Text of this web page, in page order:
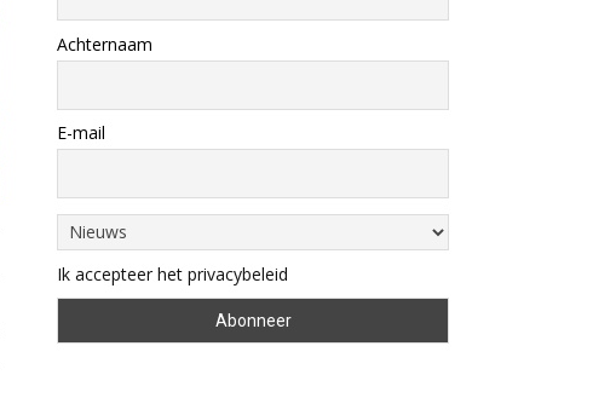
Achternaam
E-mail
Ik accepteer het privacybeleid